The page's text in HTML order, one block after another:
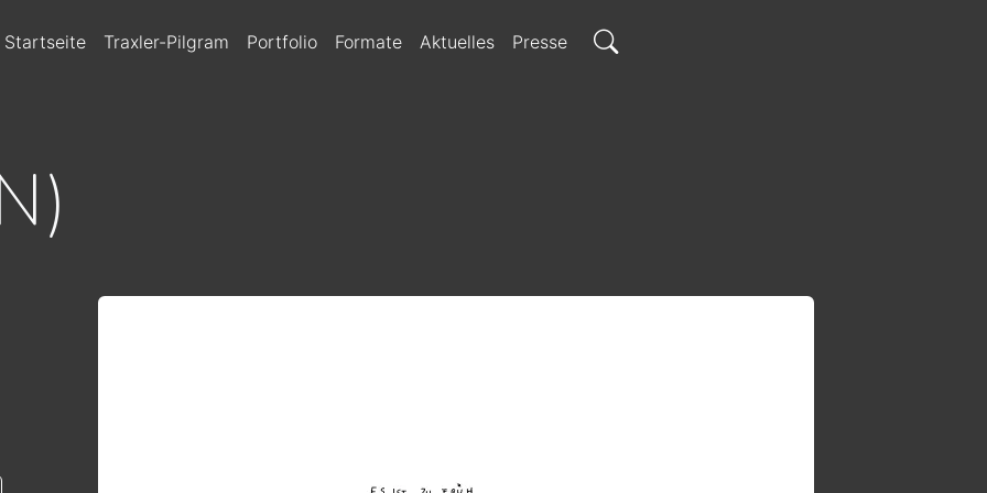
Startseite Traxler-Pilgram Portfolio Formate Aktuelles Presse